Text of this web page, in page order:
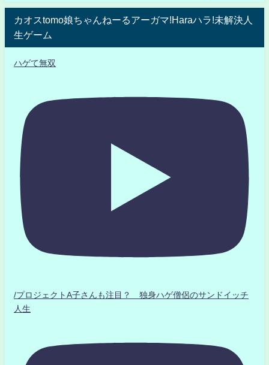
カオスtomo娘ちゃんねーるアーガマ!Haraハラ!未解決人
生ゲーム
ハゲて無双
/プロジェクトA子さんも注目？ 独身ハゲ僧侶のサンドイッチ
人生